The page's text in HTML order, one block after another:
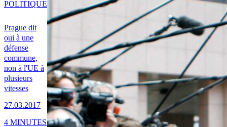
Prague dit
oui à une
défense
commune,
non à l'UE à
plusieurs
vitesses
27.03.2017
POLITIQUE
4 MINUTES